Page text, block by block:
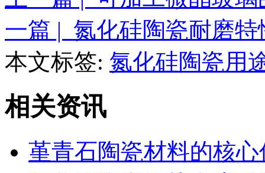
一篇 | 氮化硅陶瓷耐磨特
本文标签: 氮化硅陶瓷用
相关资讯
堇青石陶瓷材料的核心